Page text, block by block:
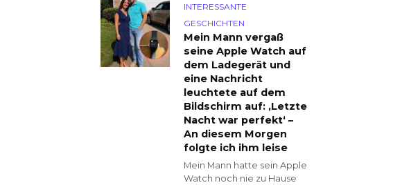
INTERESSANTE
GESCHICHTEN
Mein Mann vergaß
seine Apple Watch auf
dem Ladegerät und
eine Nachricht
leuchtete auf dem
Bildschirm auf: ‚Letzte
Nacht war perfekt‘ –
An diesem Morgen
folgte ich ihm leise
Mein Mann hatte sein Apple
Watch noch nie zu Hause